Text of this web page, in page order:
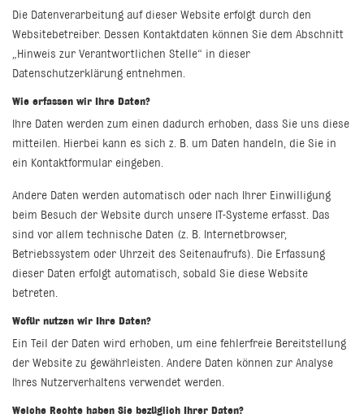
Die Datenverarbeitung auf dieser Website erfolgt durch den
Websitebetreiber. Dessen Kontaktdaten können Sie dem Abschnitt
„Hinweis zur Verantwortlichen Stelle“ in dieser
Datenschutzerklärung entnehmen.
Wie erfassen wir Ihre Daten?
Ihre Daten werden zum einen dadurch erhoben, dass Sie uns diese
mitteilen. Hierbei kann es sich z. B. um Daten handeln, die Sie in
ein Kontaktformular eingeben.
Andere Daten werden automatisch oder nach Ihrer Einwilligung
beim Besuch der Website durch unsere IT-Systeme erfasst. Das
sind vor allem technische Daten (z. B. Internetbrowser,
Betriebssystem oder Uhrzeit des Seitenaufrufs). Die Erfassung
dieser Daten erfolgt automatisch, sobald Sie diese Website
betreten.
Wofür nutzen wir Ihre Daten?
Ein Teil der Daten wird erhoben, um eine fehlerfreie Bereitstellung
der Website zu gewährleisten. Andere Daten können zur Analyse
Ihres Nutzerverhaltens verwendet werden.
Welche Rechte haben Sie bezüglich Ihrer Daten?